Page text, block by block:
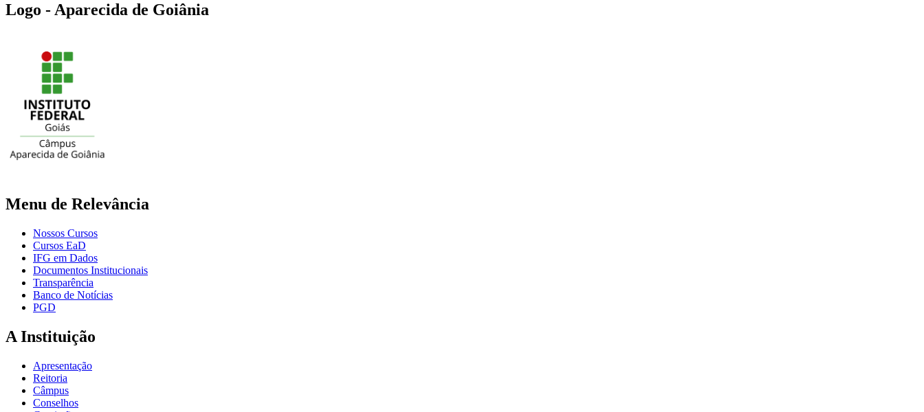
Logo - Aparecida de Goiânia
Menu de Relevância
Nossos Cursos
Cursos EaD
IFG em Dados
Documentos Institucionais
Transparência
Banco de Notícias
PGD
A Instituição
Apresentação
Reitoria
Câmpus
Conselhos